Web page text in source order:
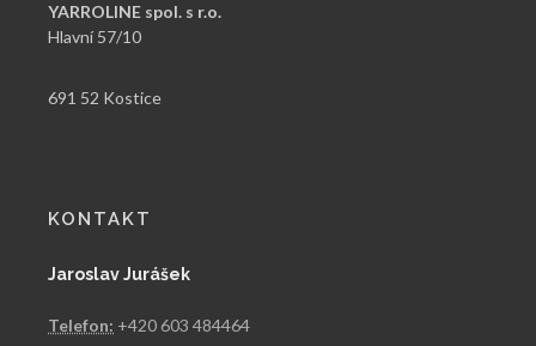
YARROLINE spol. s r.o.
Hlavní 57/10
691 52 Kostice
KONTAKT
Jaroslav Jurášek
Telefon: +420 603 484464